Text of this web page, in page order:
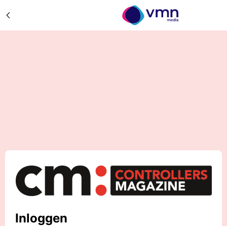
Inloggen